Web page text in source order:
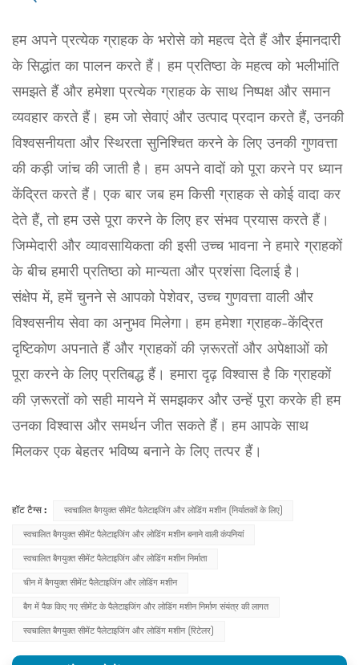
हम अपने प्रत्येक ग्राहक के भरोसे को महत्व देते हैं और ईमानदारी
के सिद्धांत का पालन करते हैं। हम प्रतिष्ठा के महत्व को भलीभांति
समझते हैं और हमेशा प्रत्येक ग्राहक के साथ निष्पक्ष और समान
व्यवहार करते हैं। हम जो सेवाएं और उत्पाद प्रदान करते हैं, उनकी
विश्वसनीयता और स्थिरता सुनिश्चित करने के लिए उनकी गुणवत्ता
की कड़ी जांच की जाती है। हम अपने वादों को पूरा करने पर ध्यान
केंद्रित करते हैं। एक बार जब हम किसी ग्राहक से कोई वादा कर
देते हैं, तो हम उसे पूरा करने के लिए हर संभव प्रयास करते हैं।
जिम्मेदारी और व्यावसायिकता की इसी उच्च भावना ने हमारे ग्राहकों
के बीच हमारी प्रतिष्ठा को मान्यता और प्रशंसा दिलाई है।
संक्षेप में, हमें चुनने से आपको पेशेवर, उच्च गुणवत्ता वाली और
विश्वसनीय सेवा का अनुभव मिलेगा। हम हमेशा ग्राहक-केंद्रित
दृष्टिकोण अपनाते हैं और ग्राहकों की ज़रूरतों और अपेक्षाओं को
पूरा करने के लिए प्रतिबद्ध हैं। हमारा दृढ़ विश्वास है कि ग्राहकों
की ज़रूरतों को सही मायने में समझकर और उन्हें पूरा करके ही हम
उनका विश्वास और समर्थन जीत सकते हैं। हम आपके साथ
मिलकर एक बेहतर भविष्य बनाने के लिए तत्पर हैं।
हॉट टैग्स : स्वचालित बैगयुक्त सीमेंट पैलेटाइजिंग और लोडिंग मशीन (निर्यातकों के लिए)
स्वचालित बैगयुक्त सीमेंट पैलेटाइजिंग और लोडिंग मशीन बनाने वाली कंपनियां
स्वचालित बैगयुक्त सीमेंट पैलेटाइजिंग और लोडिंग मशीन निर्माता
चीन में बैगयुक्त सीमेंट पैलेटाइजिंग और लोडिंग मशीन
बैग में पैक किए गए सीमेंट के पैलेटाइजिंग और लोडिंग मशीन निर्माण संयंत्र की लागत
स्वचालित बैगयुक्त सीमेंट पैलेटाइजिंग और लोडिंग मशीन (रिटेलर)